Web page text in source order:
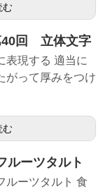
む
40回 立体文字
表現する 適当に
がって厚みをつけ
む
ーツタルト
ルーツタルト 食